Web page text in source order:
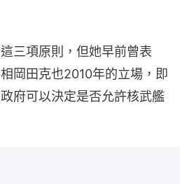
三項原則，但她早前曾表
岡田克也2010年的立場，即
府可以決定是否允許核武艦